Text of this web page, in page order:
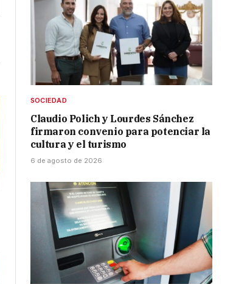
SOCIEDAD
Claudio Polich y Lourdes Sánchez
firmaron convenio para potenciar la
cultura y el turismo
6 de agosto de 2026